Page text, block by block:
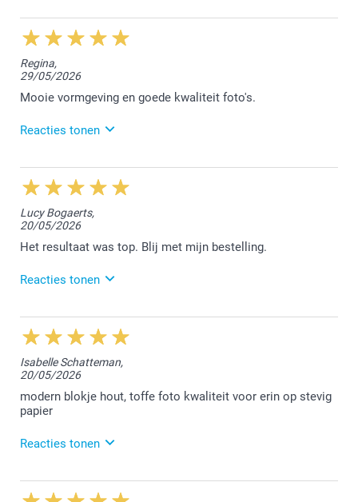
9/06/2026
12:56
Beste,
Bedankt voor jouw positieve feedback op Trustpilot.
We vonden het fijn jouw bestelling te mogen
afwerken.
Vriendelijke groet!
Regina,
29/05/2026
Mooie vormgeving en goede kwaliteit foto's.
Reacties tonen
9/06/2026
10:33
Hallo Regina,
Hartelijk dank voor jouw mooie review. Ik wens je
een zomer vol leuke fotomomenten toe.
Nathalie @smartphoto
Lucy Bogaerts,
20/05/2026
Het resultaat was top. Blij met mijn bestelling.
Reacties tonen
2/06/2026
14:25
Hallo Lucy,
Het doet ons plezier te lezen dat het resultaat top
was :-) Geniet van de mooie herinneringen.
Isabelle Schatteman,
20/05/2026
modern blokje hout, toffe foto kwaliteit voor erin op stevig
papier
Reacties tonen
2/06/2026
10:24